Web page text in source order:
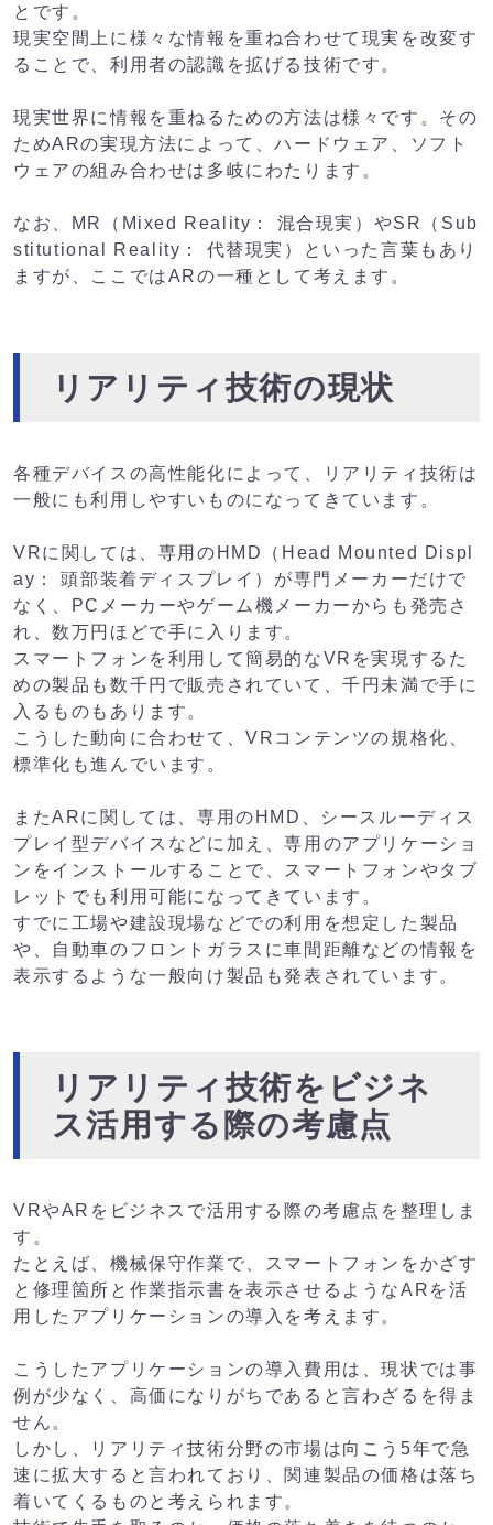
とです。
現実空間上に様々な情報を重ね合わせて現実を改変す
ることで、利用者の認識を拡げる技術です。
現実世界に情報を重ねるための方法は様々です。その
ためARの実現方法によって、ハードウェア、ソフト
ウェアの組み合わせは多岐にわたります。
なお、MR（Mixed Reality： 混合現実）やSR（Sub
stitutional Reality： 代替現実）といった言葉もあり
ますが、ここではARの一種として考えます。
リアリティ技術の現状
各種デバイスの高性能化によって、リアリティ技術は
一般にも利用しやすいものになってきています。
VRに関しては、専用のHMD（Head Mounted Displ
ay： 頭部装着ディスプレイ）が専門メーカーだけで
なく、PCメーカーやゲーム機メーカーからも発売さ
れ、数万円ほどで手に入ります。
スマートフォンを利用して簡易的なVRを実現するた
めの製品も数千円で販売されていて、千円未満で手に
入るものもあります。
こうした動向に合わせて、VRコンテンツの規格化、
標準化も進んでいます。
またARに関しては、専用のHMD、シースルーディス
プレイ型デバイスなどに加え、専用のアプリケーショ
ンをインストールすることで、スマートフォンやタブ
レットでも利用可能になってきています。
すでに工場や建設現場などでの利用を想定した製品
や、自動車のフロントガラスに車間距離などの情報を
表示するような一般向け製品も発表されています。
リアリティ技術をビジネ
ス活用する際の考慮点
VRやARをビジネスで活用する際の考慮点を整理しま
す。
たとえば、機械保守作業で、スマートフォンをかざす
と修理箇所と作業指示書を表示させるようなARを活
用したアプリケーションの導入を考えます。
こうしたアプリケーションの導入費用は、現状では事
例が少なく、高価になりがちであると言わざるを得ま
せん。
しかし、リアリティ技術分野の市場は向こう5年で急
速に拡大すると言われており、関連製品の価格は落ち
着いてくるものと考えられます。